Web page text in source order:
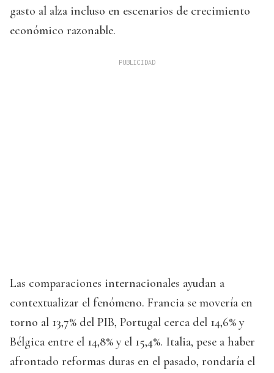
gasto al alza incluso en escenarios de crecimiento
económico razonable.
Las comparaciones internacionales ayudan a
contextualizar el fenómeno. Francia se movería en
torno al 13,7% del PIB, Portugal cerca del 14,6% y
Bélgica entre el 14,8% y el 15,4%. Italia, pese a haber
afrontado reformas duras en el pasado, rondaría el